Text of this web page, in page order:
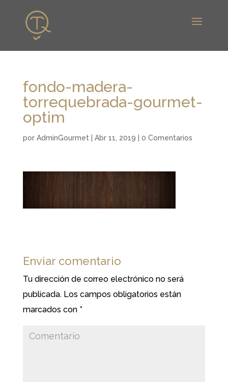
fondo-madera-
torrequebrada-gourmet-
optim
por AdminGourmet Abr 11, 2019 0 Comentarios
Enviar comentario
Tu dirección de correo electrónico no será
publicada.Los campos obligatorios están
marcados con *